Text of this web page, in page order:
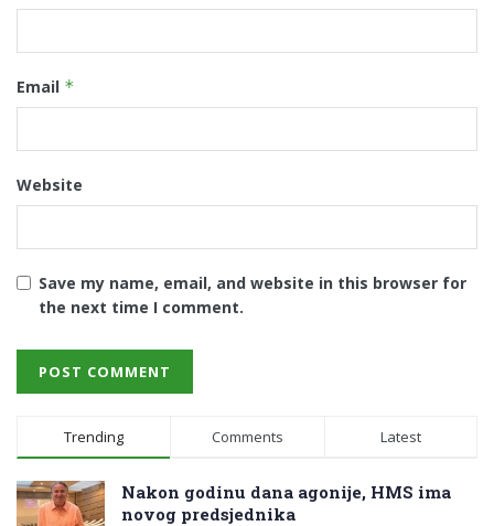
Email *
Website
Save my name, email, and website in this browser for
the next time I comment.
Trending Comments Latest
Nakon godinu dana agonije, HMS ima
novog predsjednika